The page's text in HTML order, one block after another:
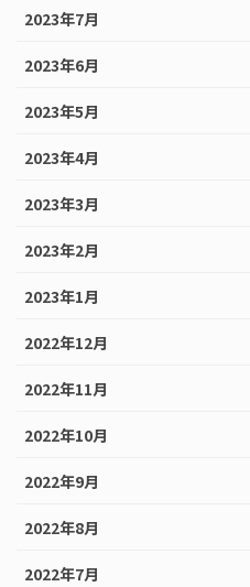
2023年7月
2023年6月
2023年5月
2023年4月
2023年3月
2023年2月
2023年1月
2022年12月
2022年11月
2022年10月
2022年9月
2022年8月
2022年7月